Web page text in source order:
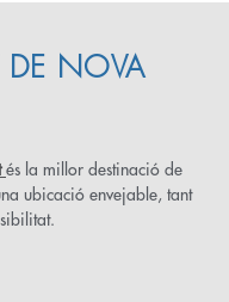
DE NOVA
és la millor destinació de
ubicació envejable, tant